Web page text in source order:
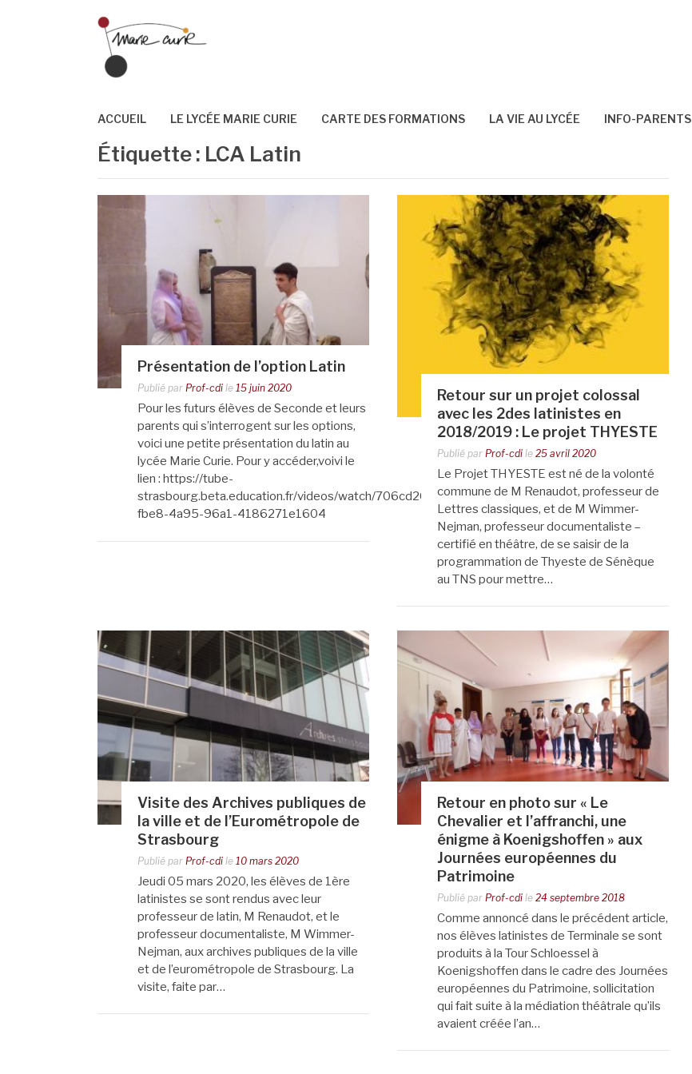
ACCUEIL LE LYCÉE MARIE CURIE CARTE DES FORMATIONS LA VIE AU LYCÉE INFO-PARENTS
Étiquette : LCA Latin
Présentation de l’option Latin
Publié par Prof-cdi le 15 juin 2020
Pour les futurs élèves de Seconde et leurs
parents qui s’interrogent sur les options,
voici une petite présentation du latin au
lycée Marie Curie. Pour y accéder,voivi le
lien : https://tube-
strasbourg.beta.education.fr/videos/watch/706cd26c-
fbe8-4a95-96a1-4186271e1604
Retour sur un projet colossal
avec les 2des latinistes en
2018/2019 : Le projet THYESTE
Publié par Prof-cdi le25 avril 2020
Le Projet THYESTE est né de la volonté
commune de M Renaudot, professeur de
Lettres classiques, et de M Wimmer-
Nejman, professeur documentaliste –
certifié en théâtre, de se saisir de la
programmation de Thyeste de Sénèque
au TNS pour mettre…
Visite des Archives publiques de
la ville et de l’Eurométropole de
Strasbourg
Publié par Prof-cdi le 10 mars 2020
Jeudi 05 mars 2020, les élèves de 1ère
latinistes se sont rendus avec leur
professeur de latin, M Renaudot, et le
professeur documentaliste, M Wimmer-
Nejman, aux archives publiques de la ville
et de l’eurométropole de Strasbourg. La
visite, faite par…
Retour en photo sur « Le
Chevalier et l’affranchi, une
énigme à Koenigshoffen » aux
Journées européennes du
Patrimoine
Publié par Prof-cdi le24 septembre 2018
Comme annoncé dans le précédent article,
nos élèves latinistes de Terminale se sont
produits à la Tour Schloessel à
Koenigshoffen dans le cadre des Journées
européennes du Patrimoine, sollicitation
qui fait suite à la médiation théâtrale qu’ils
avaient créée l’an…